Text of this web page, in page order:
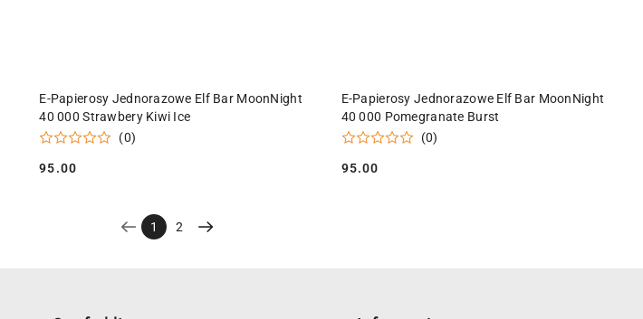
E-Papierosy Jednorazowe Elf Bar MoonNight
40 000 Strawbery Kiwi Ice
(0)
Cena:
95.00
E-Papierosy Jednorazowe Elf Bar MoonNight
40 000 Pomegranate Burst
(0)
Cena:
95.00
1 2